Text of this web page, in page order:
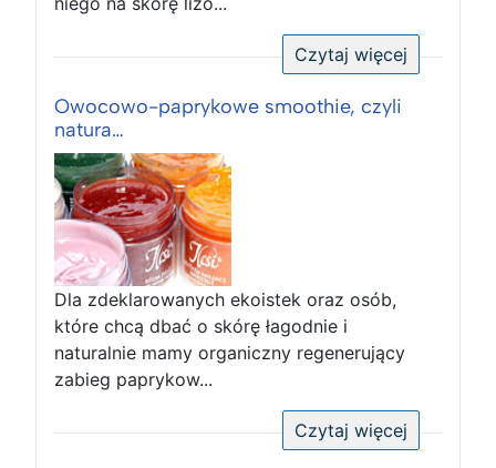
Czytaj więcej
Owocowo-paprykowe smoothie, czyli
natura…
Dla zdeklarowanych ekoistek oraz osób,
które chcą dbać o skórę łagodnie i
naturalnie mamy organiczny regenerujący
zabieg paprykow...
Czytaj więcej